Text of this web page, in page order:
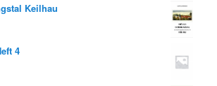
Keilhau
4